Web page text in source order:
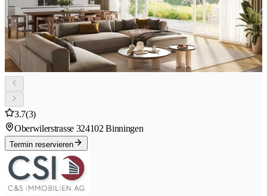
3.7(3)
Oberwilerstrasse 324102 Binningen
Termin reservieren